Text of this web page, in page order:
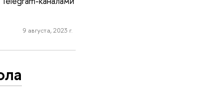
9 августа, 2023 г.